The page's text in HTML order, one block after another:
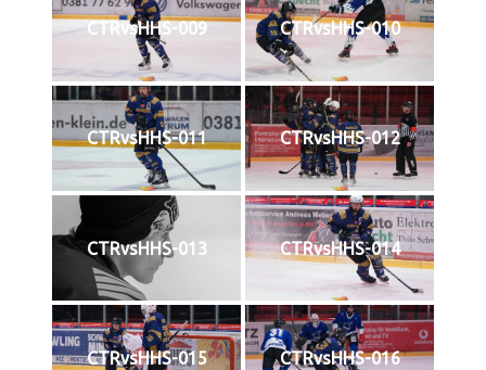
CTRvsHHS-009 CTRvsHHS-010
CTRvsHHS-011 CTRvsHHS-012
CTRvsHHS-013 CTRvsHHS-014
CTRvsHHS-015 CTRvsHHS-016